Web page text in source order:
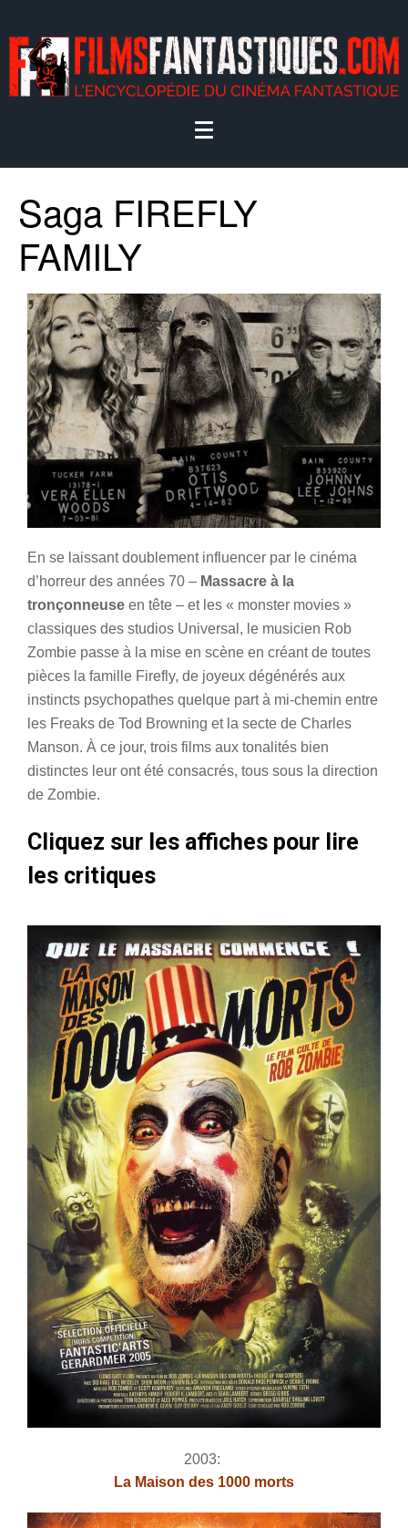
Saga FIREFLY
FAMILY
En se laissant doublement influencer par le cinéma
d’horreur des années 70 – Massacre à la
tronçonneuse en tête – et les « monster movies »
classiques des studios Universal, le musicien Rob
Zombie passe à la mise en scène en créant de toutes
pièces la famille Firefly, de joyeux dégénérés aux
instincts psychopathes quelque part à mi-chemin entre
les Freaks de Tod Browning et la secte de Charles
Manson. À ce jour, trois films aux tonalités bien
distinctes leur ont été consacrés, tous sous la direction
de Zombie.
Cliquez sur les affiches pour lire
les critiques
2003:
La Maison des 1000 morts